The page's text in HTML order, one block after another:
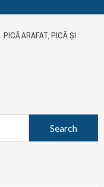
PICĂ ARAFAT, PICĂ ȘI